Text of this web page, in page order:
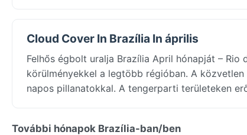
Cloud Cover In Brazília In április
Felhős égbolt uralja Brazília April hónapját –
körülményekkel a legtöbb régióban. A
napos pillanatokkal. A tengerparti területeken
További hónapok Brazília-ban/ben